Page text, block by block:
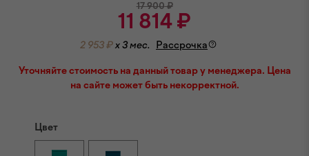
17 900₽
11 814 ₽
2 953 ₽x 3 мес. Рассрочка
Уточняйте стоимость на данный товар у менеджера. Цена
на сайте может быть некорректной.
Цвет